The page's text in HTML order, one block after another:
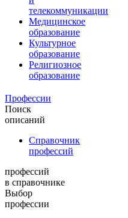
телекоммуникации
Медицинское
образование
Культурное
образование
Религиозное
образование
Профессии
Поиск
описаний
Справочник
профессий
профессий
в справочнике
Выбор
профессии